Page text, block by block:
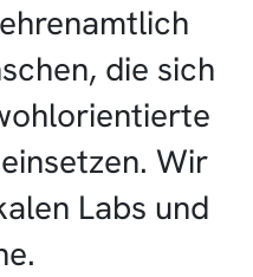
die sich
Wir
Labs und